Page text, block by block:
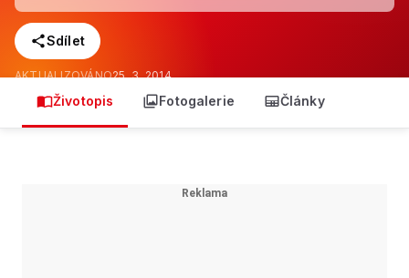
Sdílet
AKTUALIZOVÁNO25. 3. 2014
Životopis Fotogalerie Články